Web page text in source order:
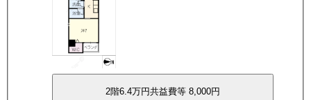
2階6.4万円共益費等8,000円